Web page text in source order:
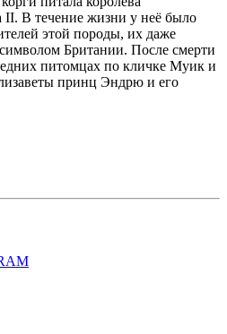
II. В течение жизни у неё было
этой породы, их даже
Британии. После смерти
питомцах по кличке Муик и
принц Эндрю и его